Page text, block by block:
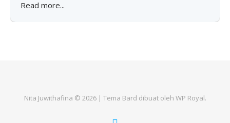
Read more...
Nita Juwithafina © 2026 | Tema Bard dibuat oleh WP Royal.